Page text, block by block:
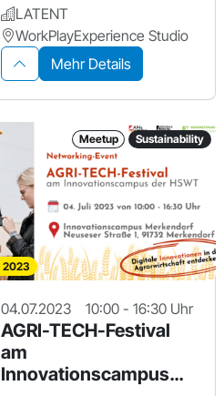
LATENT
WorkPlayExperience Studio
Mehr Details
Meetup Sustainability
2023
04.07.2023 10:00 - 16:30 Uhr
AGRI-TECH-Festival
am
Innovationscampus